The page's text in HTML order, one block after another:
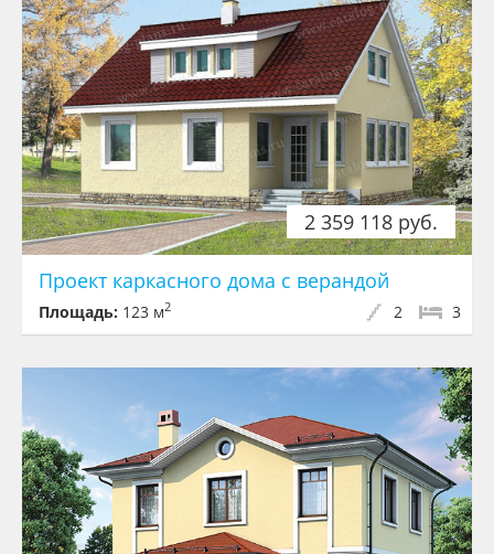
2 359 118 руб.
Проект каркасного дома с верандой
Площадь: 123 м2 3
2